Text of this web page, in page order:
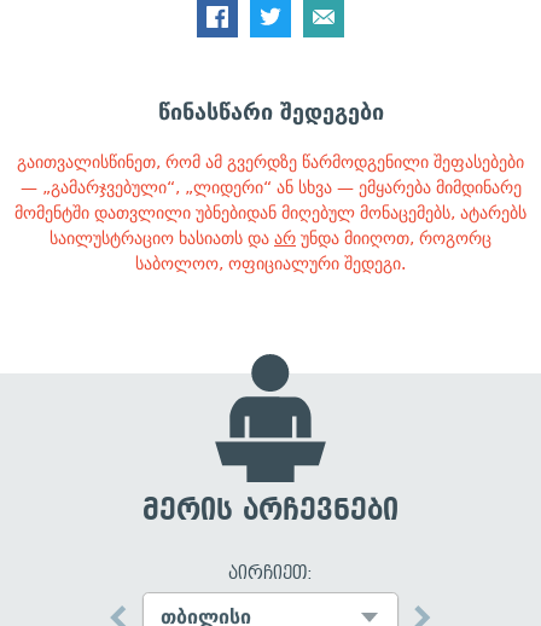
წინასწარი შედეგები
გაითვალისწინეთ, რომ ამ გვერდზე წარმოდგენილი შეფასებები
— „გამარჯვებული“, „ლიდერი“ ან სხვა — ემყარება მიმდინარე
მომენტში დათვლილი უბნებიდან მიღებულ მონაცემებს, ატარებს
საილუსტრაციო ხასიათს და არ უნდა მიიღოთ, როგორც
საბოლოო, ოფიციალური შედეგი.
მერის არჩევნები
აირჩიეთ: